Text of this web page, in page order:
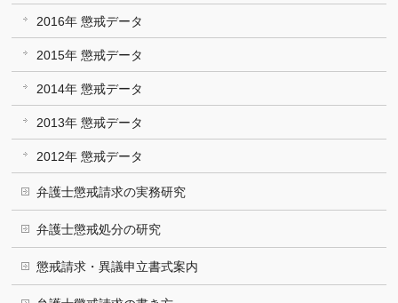
2016年 懲戒データ
2015年 懲戒データ
2014年 懲戒データ
2013年 懲戒データ
2012年 懲戒データ
弁護士懲戒請求の実務研究
弁護士懲戒処分の研究
懲戒請求・異議申立書式案内